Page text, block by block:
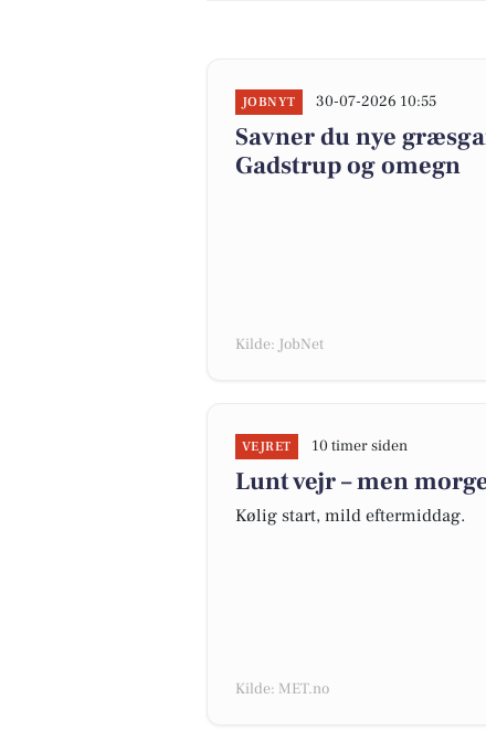
JOBNYT 30-07-2026 10:55
Savner du nye
Gadstrup og omegn
Kilde: JobNet
VEJRET 10 timer siden
Lunt vejr – men
Kølig start, mild eftermiddag.
Kilde: MET.no